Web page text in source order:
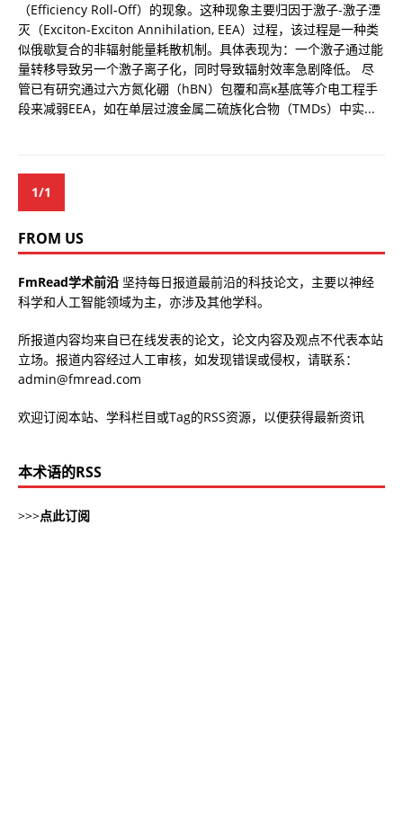
（Efficiency Roll-Off）的现象。这种现象主要归因于激子-激子湮
灭（Exciton-Exciton Annihilation, EEA）过程，该过程是一种类
似俄歇复合的非辐射能量耗散机制。具体表现为：一个激子通过能
量转移导致另一个激子离子化，同时导致辐射效率急剧降低。 尽
管已有研究通过六方氮化硼（hBN）包覆和高κ基底等介电工程手
段来减弱EEA，如在单层过渡金属二硫族化合物（TMDs）中实...
1/1
FROM US
FmRead学术前沿 坚持每日报道最前沿的科技论文，主要以神经
科学和人工智能领域为主，亦涉及其他学科。
所报道内容均来自已在线发表的论文，论文内容及观点不代表本站
立场。报道内容经过人工审核，如发现错误或侵权，请联系：
admin@fmread.com
欢迎订阅本站、学科栏目或Tag的RSS资源，以便获得最新资讯
本术语的RSS
>>>点此订阅